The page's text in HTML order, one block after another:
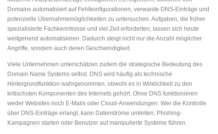
Domains automatisiert auf Fehlkonfigurationen, verwaiste DNS-Einträge und
potenzielle Übernahmemöglichkeiten zu untersuchen. Aufgaben, die früher
spezialisierte Fachkenntnisse und viel Zeit erforderten, lassen sich heute
weitgehend automatisieren. Dadurch steigt nicht nur die Anzahl möglicher
Angriffe, sondern auch deren Geschwindigkeit.
Viele Unternehmen unterschätzen zudem die strategische Bedeutung des
Domain Name Systems selbst. DNS wird häufig als technische
Hintergrundfunktion wahrgenommen, obwohl es in Wirklichkeit zu den
kritischsten Komponenten des Internets gehört. Ohne DNS funktionieren
weder Websites noch E-Mails oder Cloud-Anwendungen. Wer die Kontrolle
über DNS-Einträge erlangt, kann Datenströme umleiten, Phishing-
Kampagnen starten oder Benutzer auf manipulierte Systeme führen.